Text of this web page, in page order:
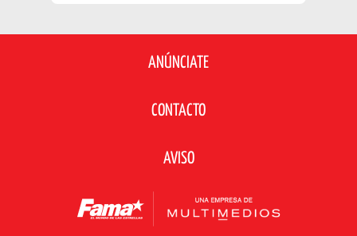
ANÚNCIATE
CONTACTO
AVISO